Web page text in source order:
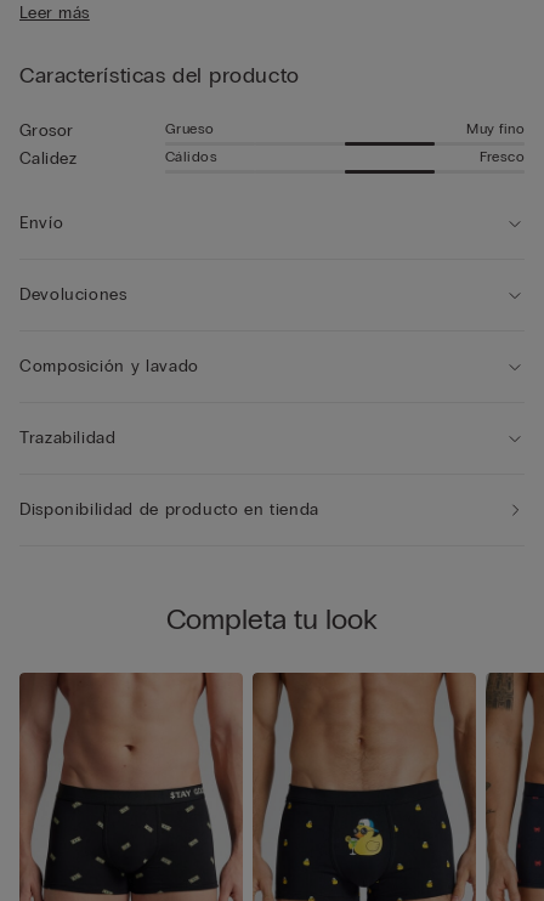
• El modelo mide 185 cm y lleva la talla L
Leer más
Características del producto
Grosor Grueso Muy fino
Calidez Cálidos Fresco
Envío
Devoluciones
Composición y lavado
Trazabilidad
Disponibilidad de producto en tienda
Completa tu look